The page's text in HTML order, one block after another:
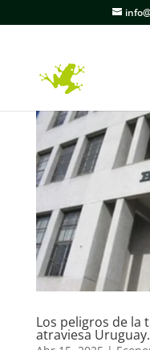
Los peligros de la
atraviesa Uruguay.